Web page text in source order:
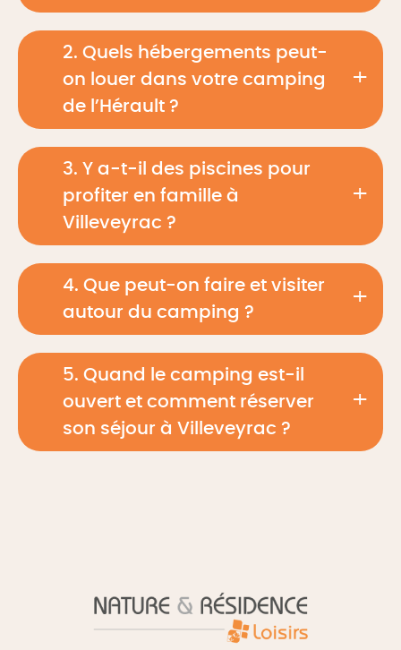
2. Quels hébergements peut-
on louer dans votre camping
de l’Hérault ?
3. Y a-t-il des piscines pour
profiter en famille à
Villeveyrac ?
4. Que peut-on faire et visiter
autour du camping ?
5. Quand le camping est-il
ouvert et comment réserver
son séjour à Villeveyrac ?